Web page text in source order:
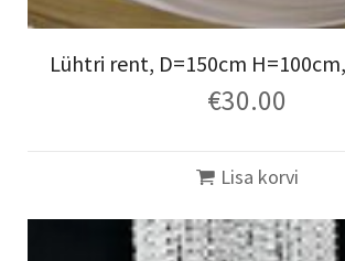
Lühtri rent, D=150cm
€30.00
Lisa korvi